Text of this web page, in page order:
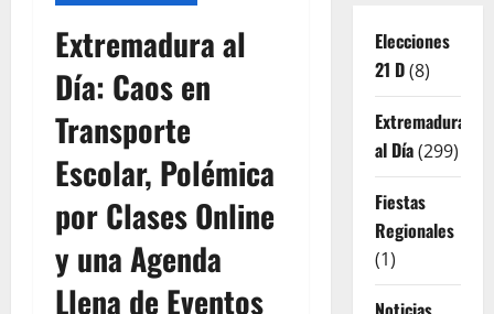
Extremadura al
Día: Caos en
Transporte
Escolar, Polémica
por Clases Online
y una Agenda
Llena de Eventos
Elecciones
21 D(8)
Extremadura
al Día(299)
Fiestas
Regionales
(1)